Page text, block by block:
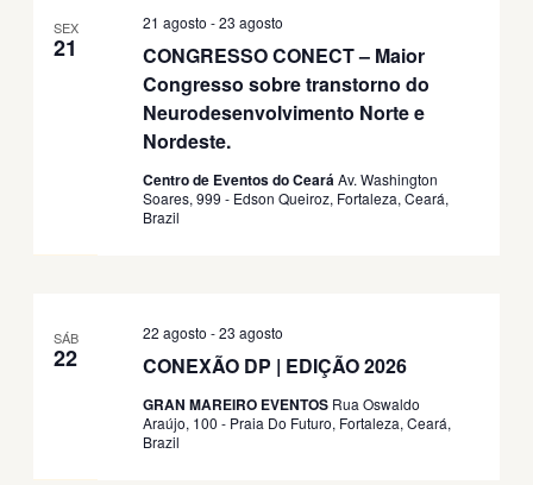
de
Eventos
SEX
21
CONGRESSO CONECT – Maior
Congresso sobre transtorno do
Neurodesenvolvimento Norte e
Nordeste.
21 agosto -23 agosto
Centro de Eventos do CearáAv. Washington
Soares, 999 - Edson Queiroz, Fortaleza, Ceará,
Brazil
SÁB
22 CONEXÃO DP | EDIÇÃO 2026
22 agosto -23 agosto
GRAN MAREIRO EVENTOS Rua Oswaldo
Araújo, 100 - Praia Do Futuro, Fortaleza, Ceará,
Brazil